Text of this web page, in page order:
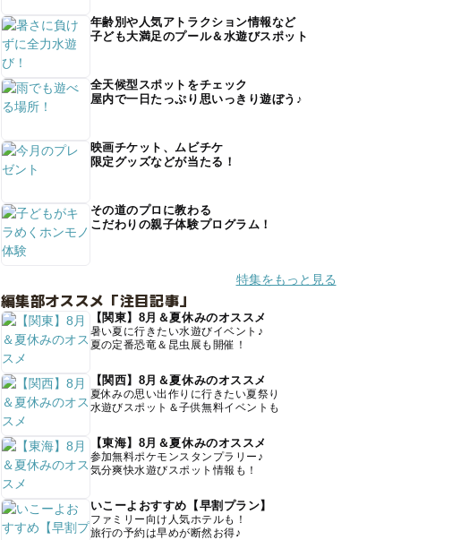
年齢別や人気アトラクション情報など
子ども大満足のプール＆水遊びスポット
全天候型スポットをチェック
屋内で一日たっぷり思いっきり遊ぼう♪
映画チケット、ムビチケ
限定グッズなどが当たる！
その道のプロに教わる
こだわりの親子体験プログラム！
特集をもっと見る
編集部オススメ「注目記事」
【関東】8月＆夏休みのオススメ
暑い夏に行きたい水遊びイベント♪
夏の定番恐竜＆昆虫展も開催！
【関西】8月＆夏休みのオススメ
夏休みの思い出作りに行きたい夏祭り
水遊びスポット＆子供無料イベントも
【東海】8月＆夏休みのオススメ
参加無料ポケモンスタンプラリー♪
気分爽快水遊びスポット情報も！
いこーよおすすめ【早割プラン】
ファミリー向け人気ホテルも！
旅行の予約は早めが断然お得♪